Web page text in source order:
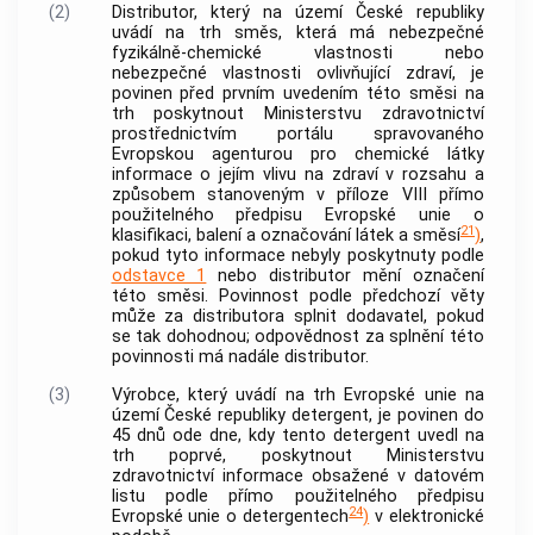
(2)
Distributor, který na území České republiky
uvádí na trh směs, která má nebezpečné
fyzikálně-chemické vlastnosti nebo
nebezpečné vlastnosti ovlivňující zdraví, je
povinen před prvním uvedením této směsi na
trh poskytnout Ministerstvu zdravotnictví
prostřednictvím portálu spravovaného
Evropskou agenturou pro chemické látky
informace o jejím vlivu na zdraví v rozsahu a
způsobem stanoveným v příloze VIII přímo
použitelného předpisu Evropské unie o
klasifikaci, balení a označování látek a směsí21),
pokud tyto informace nebyly poskytnuty podle
odstavce 1
nebo distributor mění označení
této směsi. Povinnost podle předchozí věty
může za distributora splnit dodavatel, pokud
se tak dohodnou; odpovědnost za splnění této
povinnosti má nadále distributor.
(3)
Výrobce, který uvádí na trh Evropské unie na
území České republiky detergent, je povinen do
45 dnů ode dne, kdy tento detergent uvedl na
trh poprvé, poskytnout Ministerstvu
zdravotnictví informace obsažené v datovém
listu podle přímo použitelného předpisu
Evropské unie o detergentech24) v elektronické